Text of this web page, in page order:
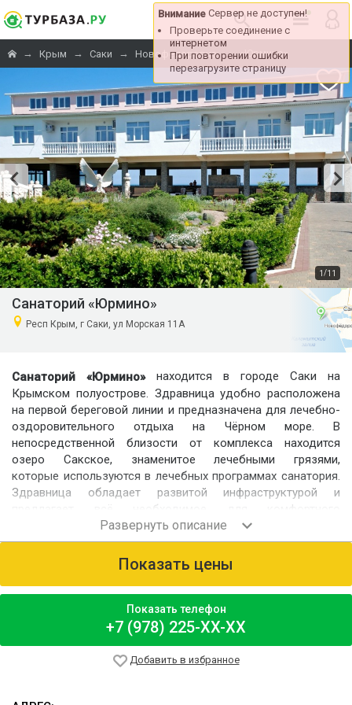
Внимание Сервер не доступен!
Проверьте соединение с
интернетом
При повторении ошибки
перезагрузите страницу
→ Крым → Саки → Новофедоровка → «Юрмино»
1 /11
Санаторий «Юрмино»
Респ Крым, г Саки, ул Морская 11А
Санаторий «Юрмино»находится в городе Саки на
Крымском полуострове. Здравница удобно расположена
на первой береговой линии и предназначена для лечебно-
оздоровительного отдыха на Чёрном море. В
непосредственной близости от комплекса находится
озеро Сакское, знаменитое лечебными грязями,
которые используются в лечебных программах санатория.
Здравница обладает развитой инфраструктурой и
предлагает всё необходимое для комфортного
пребывания гостей и пациентов. Гости могут загорать на
пляже, купаться в море или бассейне, играть в спортивные
игры, посещать культурные мероприятия и совершать
На территории санатория расположены три жилых корпуса:
№1, №2 и Климатопавильон.
Для проживания предлагаются номера различных
Показать цены
Показать телефон
+7 (978) 225-XX-XX
Добавить в избранное